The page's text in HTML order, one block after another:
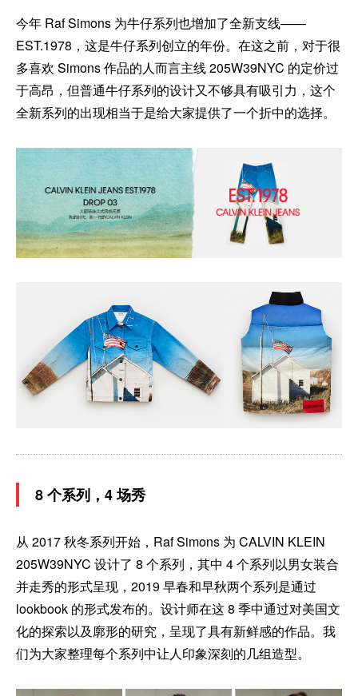
今年 Raf Simons 为牛仔系列也增加了全新支线——
EST.1978，这是牛仔系列创立的年份。在这之前，对于很
多喜欢 Simons 作品的人而言主线 205W39NYC 的定价过
于高昂，但普通牛仔系列的设计又不够具有吸引力，这个
全新系列的出现相当于是给大家提供了一个折中的选择。
8 个系列，4 场秀
从 2017 秋冬系列开始，Raf Simons 为 CALVIN KLEIN
205W39NYC 设计了 8 个系列，其中 4 个系列以男女装合
并走秀的形式呈现，2019 早春和早秋两个系列是通过
lookbook 的形式发布的。设计师在这 8 季中通过对美国文
化的探索以及廓形的研究，呈现了具有新鲜感的作品。我
们为大家整理每个系列中让人印象深刻的几组造型。